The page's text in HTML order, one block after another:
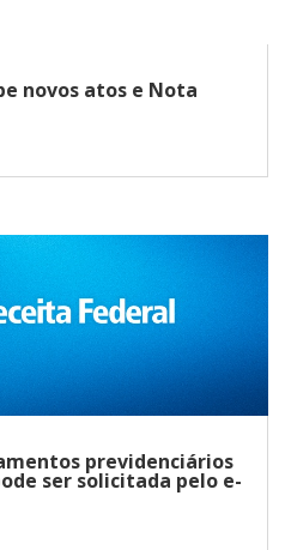
novos atos e Nota
previdenciários
ser solicitada pelo e-